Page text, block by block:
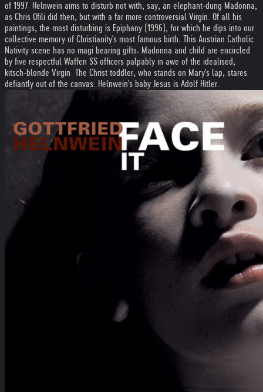
of 1997. Helnwein aims to disturb not with, say, an elephant-dung Madonna,
as Chris Ofili did then, but with a far more controversial Virgin. Of all his
paintings, the most disturbing is Epiphany (1996), for which he dips into our
collective memory of Christianity's most famous birth. This Austrian Catholic
Nativity scene has no magi bearing gifts. Madonna and child are encircled
by five respectful Waffen SS officers palpably in awe of the idealised,
kitsch-blonde Virgin. The Christ toddler, who stands on Mary's lap, stares
defiantly out of the canvas. Helnwein's baby Jesus is Adolf Hitler.